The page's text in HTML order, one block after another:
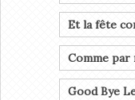
Et la fête
Comme par
Good Bye